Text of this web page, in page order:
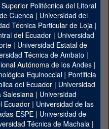
Politécnica del Litoral
Cuenca| Universidad del
Técnica Particular de Loja|
del Ecuador| Universidad
| Universidad Estatal de
Técnica de Ambato |
Autónoma de los Andes|
Equinoccial| Pontificia
del Ecuador | Universidad
Salesiana | Universidad
Ecuador | Universidad de las
ESPE | Universidad de
Técnica de Machala|